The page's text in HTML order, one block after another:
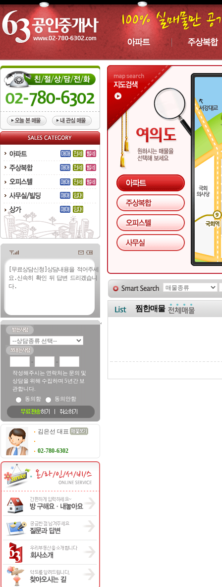
- -
작성해주시는 연락처는 문의 및
상담을 위해 수집하며 5년간 보
관합니다.
동의함
동의안함
김은선 대표
02-780-6302
찜한매물